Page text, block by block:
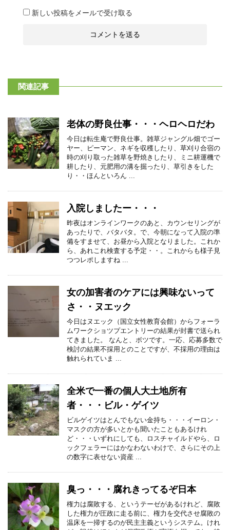
新しい投稿をメールで受け取る
関連記事
老体の野良仕事・・・ヘロヘロだわ
今日は転生庵で野良仕事。雑草ジャングル畑でゴー
ヤー、ピーマン、ネギを収穫したり、草刈り合宿の
時の刈り取った雑草を野焼きしたり、ミニ耕運機で
耕したり、元肥用の溝を掘ったり、草引きをした
り・・ほんといろん ...
入院しましたー・・・
昨夜はオンラインワークのあと、カウンセリングが
あったりで、バタバタ。で、今朝になって入院の準
備をすませて、お昼から入院となりました。これか
ら、あれこれ検査する予定・・。これからも様子見
つつレポしますね ...
女の加害者のケアには興味ないって
さ・・ヌエック
今日はヌエック（国立女性教育会館）からフォーラ
ムワークショツプエントリーの結果が封書で送られ
てきました。 なんと、ボツです。一応、応募多数で
検討の結果不採用とのことですが、不採用の理由は
触れられていま ...
全米で一番の個人大土地所有
者・・・ビル・ゲイツ
ビルゲイツはとんでもない金持ち・・・イーロン・
マスクの方が多いとかも聞いたこともあるけれ
ど・・・いずれにしても、ロスチャイルドやら、ロ
ックフェラーにはかなわないわけで、さらにその上
の数字に表せない資産 ...
臭っ・・・腐れきってるぞ日本
権力は腐敗する、というテーゼがあるけれど、腐敗
した権力が圧政に走る前に、権力を交代させ腐敗の
温床を一掃するのが民主主義というシステム。けれ